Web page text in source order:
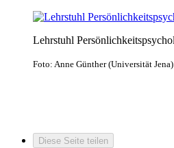
Lehrstuhl
Foto: Anne Günther (Universität Jena)
Diese Seite teilen